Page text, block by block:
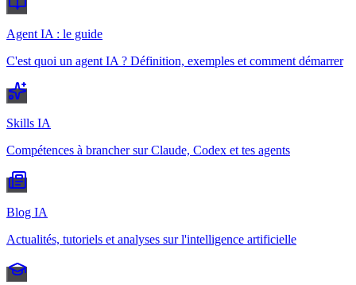
Agent IA : le guide
C'est quoi un agent IA ? Définition, exemples et comment démarrer
Skills IA
Compétences à brancher sur Claude, Codex et tes agents
Blog IA
Actualités, tutoriels et analyses sur l'intelligence artificielle